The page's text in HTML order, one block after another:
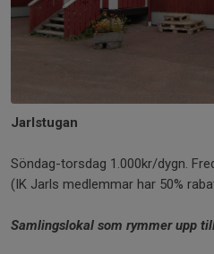
Jarlstugan
Söndag-torsdag 1.000kr/dygn.
(IK Jarls medlemmar har 50%
Samlingslokal som rymmer upp